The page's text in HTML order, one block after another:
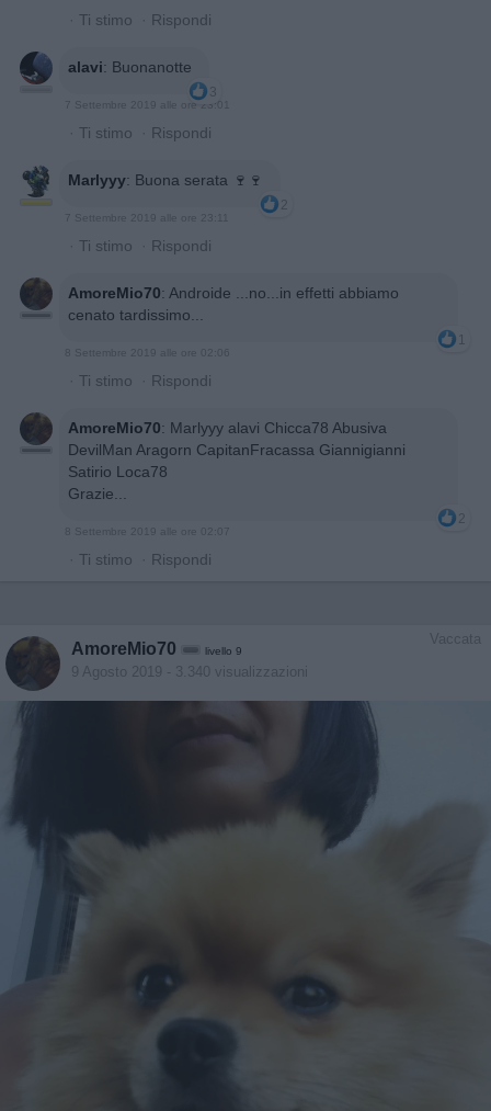
· Ti stimo · Rispondi
alavi: Buonanotte
3
7 Settembre 2019 alle ore 23:01
· Ti stimo · Rispondi
Marlyyy: Buona serata 🍷🍷
2
7 Settembre 2019 alle ore 23:11
· Ti stimo · Rispondi
AmoreMio70: Androide ...no...in effetti abbiamo
cenato tardissimo...
1
8 Settembre 2019 alle ore 02:06
· Ti stimo · Rispondi
AmoreMio70: Marlyyy alavi Chicca78 Abusiva
DevilMan Aragorn CapitanFracassa Giannigianni
Satirio Loca78
Grazie...
2
8 Settembre 2019 alle ore 02:07
· Ti stimo · Rispondi
Vaccata
AmoreMio70 livello 9
9 Agosto 2019 - 3.340 visualizzazioni